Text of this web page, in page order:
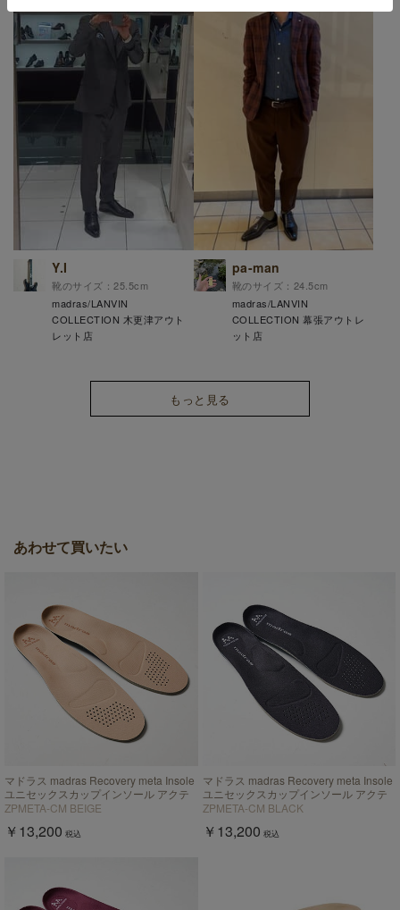
Y.I
靴のサイズ：25.5cm
madras/LANVIN
COLLECTION 木更津アウト
レット店
pa-man
靴のサイズ：24.5cm
madras/LANVIN
COLLECTION 幕張アウトレ
ット店
もっと見る
あわせて買いたい
マドラス madras Recovery meta Insole
ユニセックスカップインソール アクテ
ィブタイプ【返品不可商品】
ZPMETA-CM BEIGE
￥13,200 税込
マドラス madras Recovery meta Insole
ユニセックスカップインソール アクテ
ィブタイプ【返品不可商品】
ZPMETA-CM BLACK
￥13,200 税込